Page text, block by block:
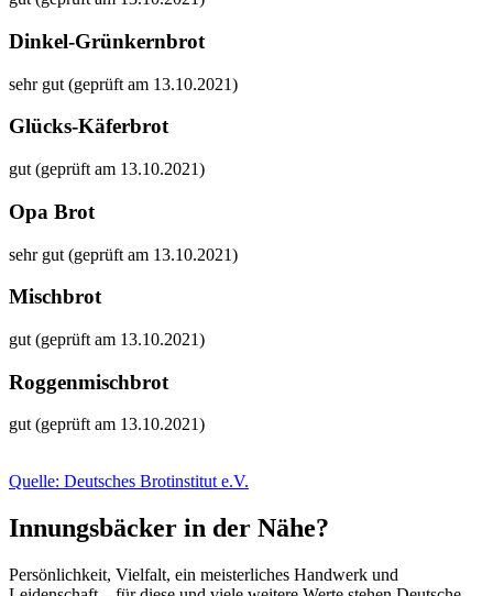
Dinkel-Grünkernbrot
sehr gut (geprüft am 13.10.2021)
Glücks-Käferbrot
gut (geprüft am 13.10.2021)
Opa Brot
sehr gut (geprüft am 13.10.2021)
Mischbrot
gut (geprüft am 13.10.2021)
Roggenmischbrot
gut (geprüft am 13.10.2021)
Quelle: Deutsches Brotinstitut e.V.
Innungsbäcker in der Nähe?
Persönlichkeit, Vielfalt, ein meisterliches Handwerk und